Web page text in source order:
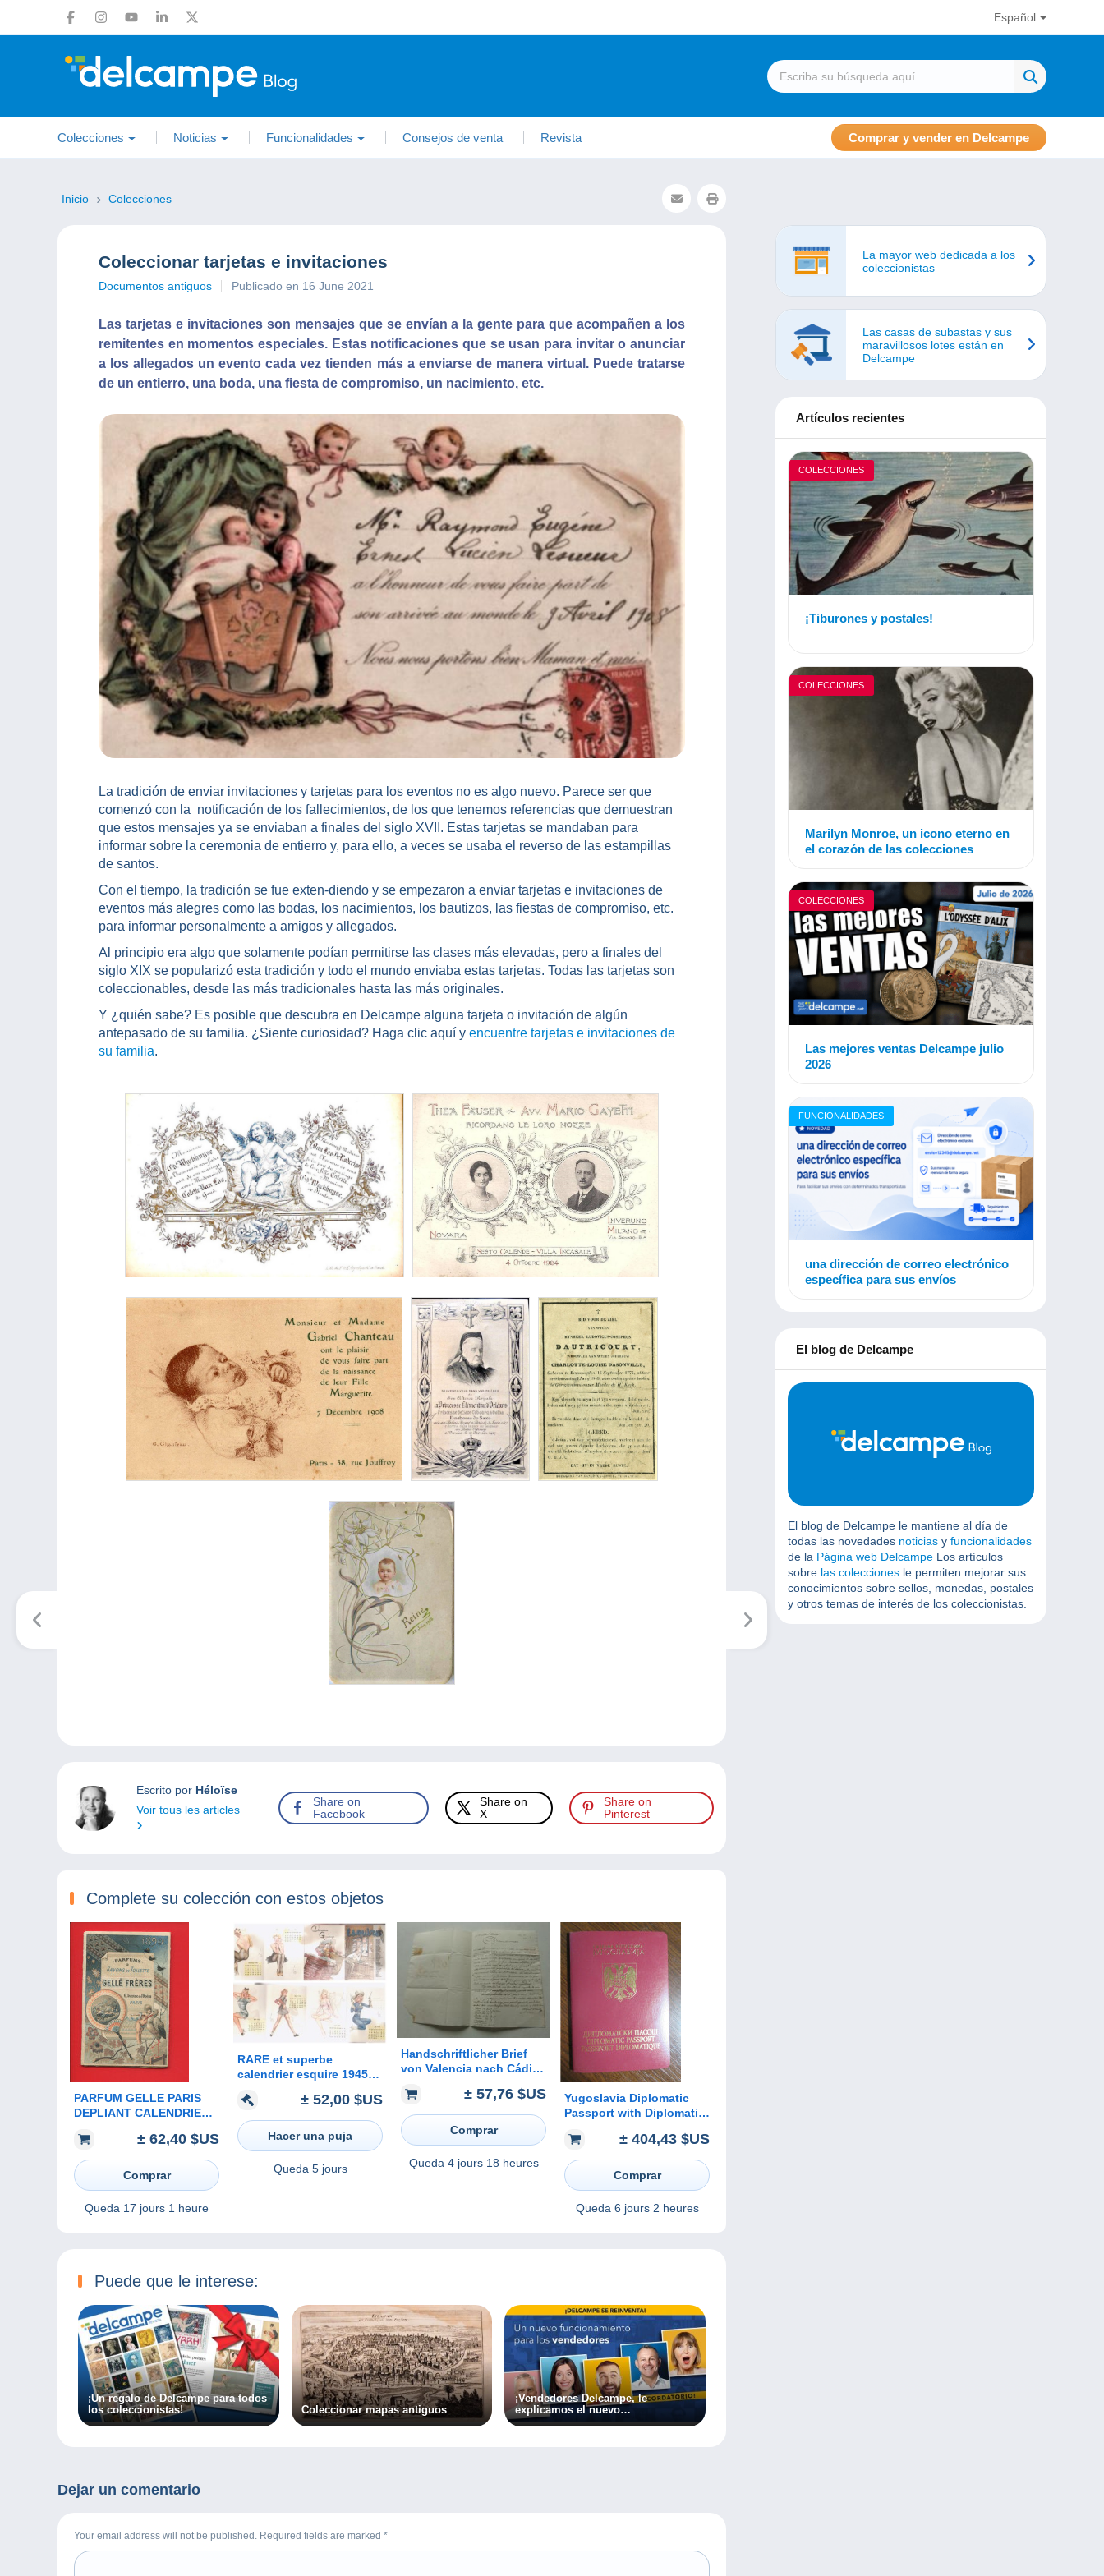
Español
Colecciones Noticias Funcionalidades Consejos de venta Revista Comprar y vender en Delcampe
Inicio Colecciones
Coleccionar tarjetas e invitaciones
Documentos antiguos Publicado en 16 June 2021
Las tarjetas e invitaciones son mensajes que se envían a la gente para que acompañen a los
remitentes en momentos especiales. Estas notificaciones que se usan para invitar o anunciar
a los allegados un evento cada vez tienden más a enviarse de manera virtual. Puede tratarse
de un entierro, una boda, una fiesta de compromiso, un nacimiento, etc.
La tradición de enviar invitaciones y tarjetas para los eventos no es algo nuevo. Parece ser que
comenzó con la notificación de los fallecimientos, de los que tenemos referencias que demuestran
que estos mensajes ya se enviaban a finales del siglo XVII. Estas tarjetas se mandaban para
informar sobre la ceremonia de entierro y, para ello, a veces se usaba el reverso de las estampillas
de santos.
Con el tiempo, la tradición se fue exten-diendo y se empezaron a enviar tarjetas e invitaciones de
eventos más alegres como las bodas, los nacimientos, los bautizos, las fiestas de compromiso, etc.
para informar personalmente a amigos y allegados.
Al principio era algo que solamente podían permitirse las clases más elevadas, pero a finales del
siglo XIX se popularizó esta tradición y todo el mundo enviaba estas tarjetas. Todas las tarjetas son
coleccionables, desde las más tradicionales hasta las más originales.
Y ¿quién sabe? Es posible que descubra en Delcampe alguna tarjeta o invitación de algún
antepasado de su familia. ¿Siente curiosidad? Haga clic aquí y encuentre tarjetas e invitaciones de
su familia.
Escrito por Héloïse
Voir tous les articles
Share on
Facebook
Share on
X
Share on
Pinterest
Complete su colección con estos objetos
PARFUM GELLE PARIS
DEPLIANT CALENDRIER
EVENTAIL CIGOGNE
TOUR EIFFEL TORERO
ESPAGNE INDES CHINE
± 62,40 $US
Comprar
Queda 17 jours 1 heure
RARE et superbe
calendrier esquire 1945
± 52,00 $US
Hacer una puja
Queda 5 jours
Handschriftlicher Brief
von Valencia nach Cádiz
gestempelt !!!± 57,76 $US
Comprar
Queda 4 jours 18 heures
Yugoslavia Diplomatic
Passport with Diplomatic
Cancelled± 404,43 $US
Comprar
Queda 6 jours 2 heures
Puede que le interese:
¡Un regalo de Delcampe para todos
los coleccionistas!
Coleccionar mapas antiguos
¡Vendedores Delcampe, le
explicamos el nuevo
funcionamiento de Delcampe!
Dejar un comentario
Your email address will not be published. Required fields are marked *
La mayor web dedicada a los
coleccionistas
Las casas de subastas y sus
maravillosos lotes están en
Delcampe
Artículos recientes
COLECCIONES
¡Tiburones y postales!
COLECCIONES
Marilyn Monroe, un icono eterno en
el corazón de las colecciones
COLECCIONES
Las mejores ventas Delcampe julio
2026
FUNCIONALIDADES
una dirección de correo electrónico
específica para sus envíos
El blog de Delcampe
El blog de Delcampe le mantiene al día de
todas las novedades noticias y funcionalidades
de la Página web Delcampe Los artículos
sobre las colecciones le permiten mejorar sus
conocimientos sobre sellos, monedas, postales
y otros temas de interés de los coleccionistas.